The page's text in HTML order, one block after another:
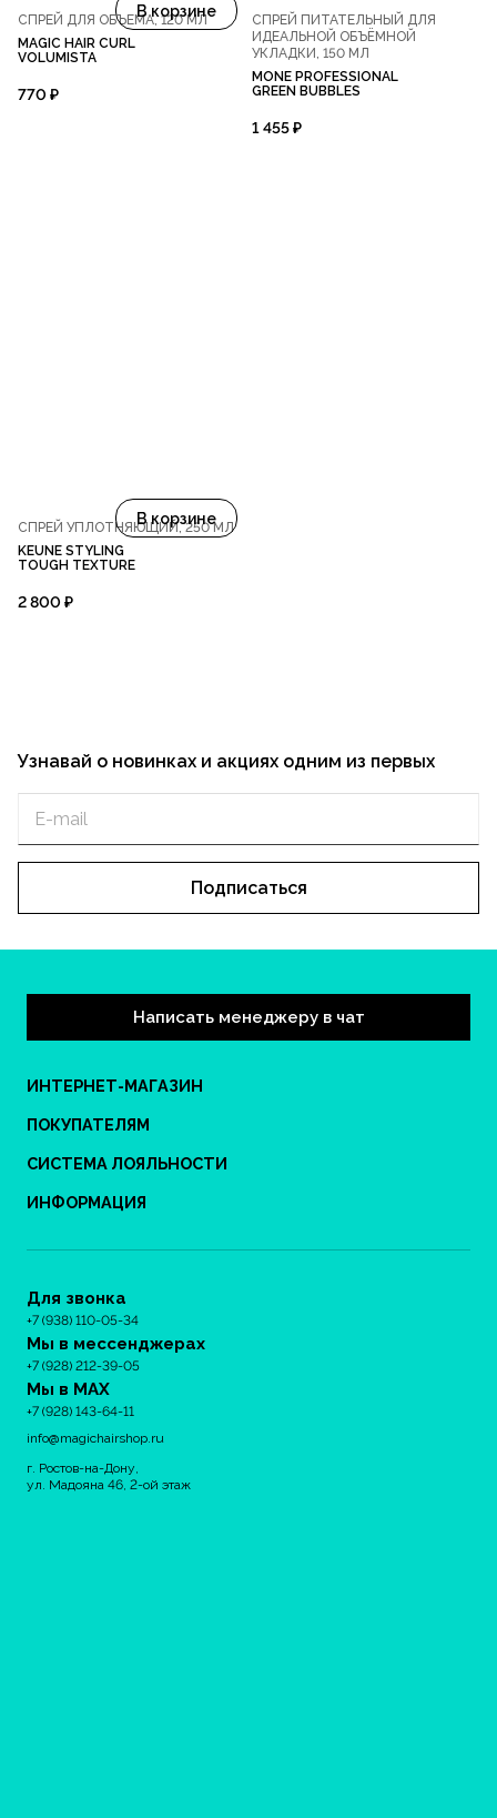
В корзине
СПРЕЙ ДЛЯ ОБЪЕМА, 120 МЛ
MAGIC HAIR CURL
VOLUMISTA
770 ₽
СПРЕЙ ПИТАТЕЛЬНЫЙ ДЛЯ
ИДЕАЛЬНОЙ ОБЪЁМНОЙ
УКЛАДКИ, 150 МЛ
MONE PROFESSIONAL
GREEN BUBBLES
1 455 ₽
В корзине
СПРЕЙ УПЛОТНЯЮЩИЙ, 250 МЛ
KEUNE STYLING
TOUGH TEXTURE
2 800 ₽
Узнавай о новинках и акциях одним из первых
Подписаться
Написать менеджеру в чат
ИНТЕРНЕТ-МАГАЗИН
ПОКУПАТЕЛЯМ
СИСТЕМА ЛОЯЛЬНОСТИ
ИНФОРМАЦИЯ
Для звонка
+7 (938) 110-05-34
Мы в мессенджерах
+7 (928) 212-39-05
Мы в MAX
+7 (928) 143-64-11
info@magichairshop.ru
г. Ростов-на-Дону,
ул. Мадояна 46, 2-ой этаж